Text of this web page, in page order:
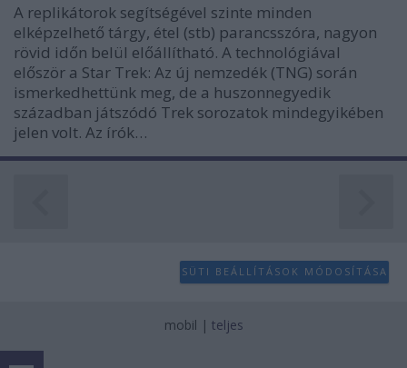
A replikátorok segítségével szinte minden
elképzelhető tárgy, étel (stb) parancsszóra, nagyon
rövid időn belül előállítható. A technológiával
először a Star Trek: Az új nemzedék (TNG) során
ismerkedhettünk meg, de a huszonnegyedik
században játszódó Trek sorozatok mindegyikében
jelen volt. Az írók…
SÜTI BEÁLLÍTÁSOK MÓDOSÍTÁSA
mobil | teljes